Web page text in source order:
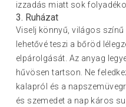
izzadás miatt sok
3. Ruházat
Viselj könnyű, világos
lehetővé teszi a bőröd
elpárolgását. Az anyag
hűvösen tartson. Ne
kalapról és a
és szemedet a nap káros